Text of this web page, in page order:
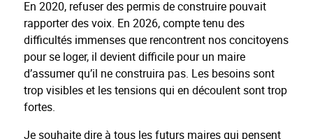
En 2020, refuser des permis de construire pouvait
rapporter des voix. En 2026, compte tenu des
difficultés immenses que rencontrent nos concitoyens
pour se loger, il devient difficile pour un maire
d’assumer qu’il ne construira pas. Les besoins sont
trop visibles et les tensions qui en découlent sont trop
fortes.
Je souhaite dire à tous les futurs maires qui pensent